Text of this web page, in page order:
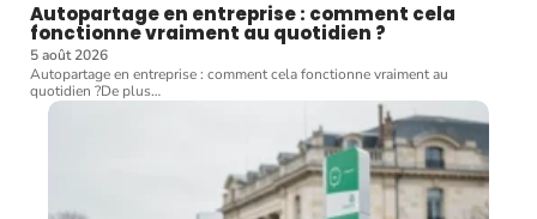
Autopartage en entreprise : comment cela
fonctionne vraiment au quotidien ?
5 août 2026
Autopartage en entreprise : comment cela fonctionne vraiment au
quotidien ?De plus…